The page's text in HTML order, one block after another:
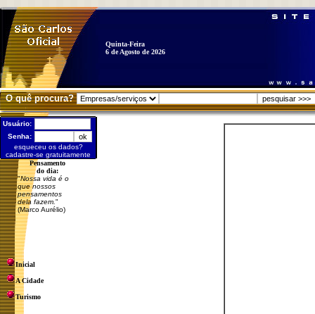
Quinta-Feira
6 de Agosto de 2026
O quê procura?
Usuário:
Senha:
esqueceu os dados?
cadastre-se gratuitamente
Pensamento
do dia:
"Nossa vida é o
que nossos
pensamentos
dela fazem. "
(Marco Aurélio)
Inicial
A Cidade
Turismo